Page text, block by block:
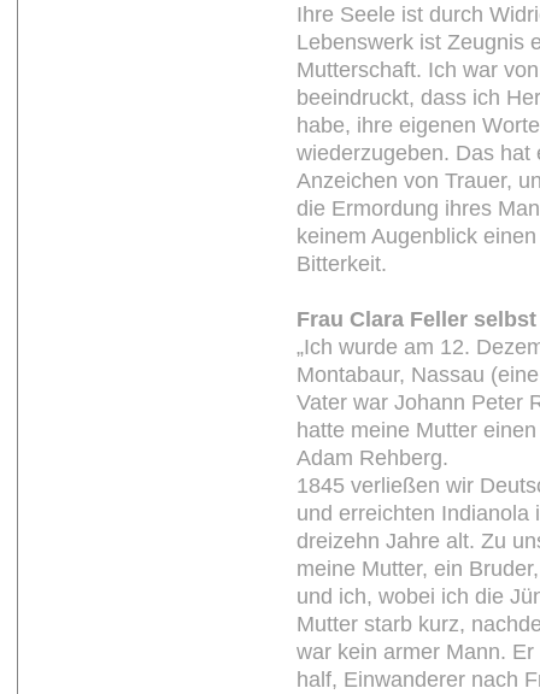
Ihre Seele ist durch
Lebenswerk ist Zeugnis
Mutterschaft. Ich war
beeindruckt, dass ich
habe, ihre eigenen
wiederzugeben. Das
Anzeichen von Trauer,
die Ermordung ihres
keinem Augenblick
Bitterkeit.
Frau Clara Feller
„Ich wurde am 12.
Montabaur, Nassau
Vater war Johann Peter
hatte meine Mutter
Adam Rehberg.
1845 verließen wir
und erreichten Indianola
dreizehn Jahre alt. Zu
meine Mutter, ein
und ich, wobei ich die
Mutter starb kurz,
war kein armer Mann.
half, Einwanderer nach